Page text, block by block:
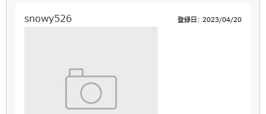
snowy526 登録日: 2023/04/20